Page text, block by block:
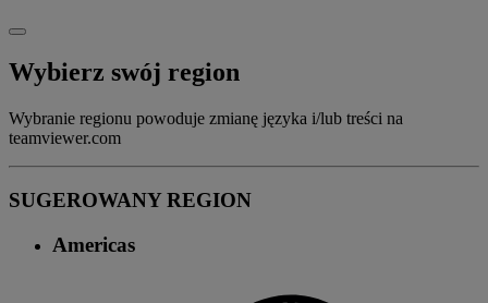
Wybierz swój region
Wybranie regionu powoduje zmianę języka i/lub treści na
teamviewer.com
SUGEROWANY REGION
Americas